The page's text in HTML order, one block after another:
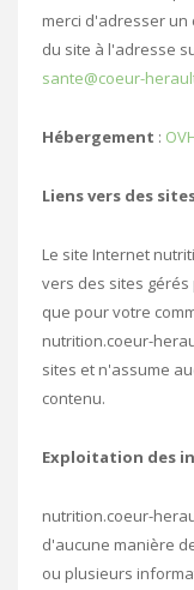
merci d'adresser
du site à l'adresse
sante@coeur-
Hébergement :
Liens vers des
Le site Internet
vers des sites
que pour votre
nutrition.coeur-
sites et n'assume
contenu.
Exploitation des
nutrition.coeur-
d'aucune manière
ou plusieurs